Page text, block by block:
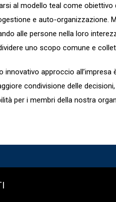
al modello teal come
e auto-organizzazione.
alle persone nella loro
uno scopo comune e
innovativo approccio
condivisione delle
per i membri della nostra